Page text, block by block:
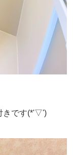
きです(*'▽')